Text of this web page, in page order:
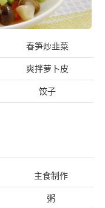
春笋炒韭菜
爽拌萝卜皮
饺子
主食制作
粥